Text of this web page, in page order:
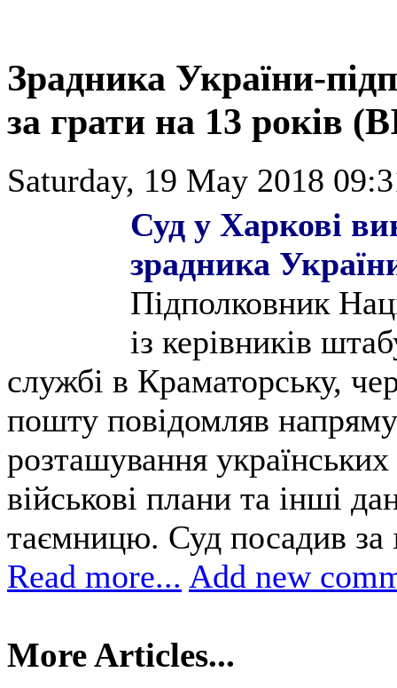
Зрадника України-
за грати на 13 років
Saturday, 19 May 2018
Суд у Харкові
зрадника
Підполковник
із керівників
службі в Краматорську,
пошту повідомляв
розташування
військові плани та інші
таємницю. Суд посадив за
Read more... Add new
More Articles...